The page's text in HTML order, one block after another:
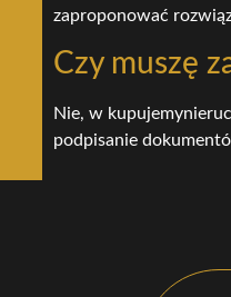
zaproponować
Czy muszę
Nie, w
podpisanie